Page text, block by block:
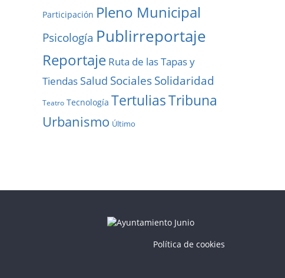
Participación Pleno Municipal
Psicología Publirreportaje
Reportaje Ruta de las Tapas y
Tiendas Salud SocialesSolidaridad
Teatro Tecnología TertuliasTribuna
Urbanismo Último
Política de cookies